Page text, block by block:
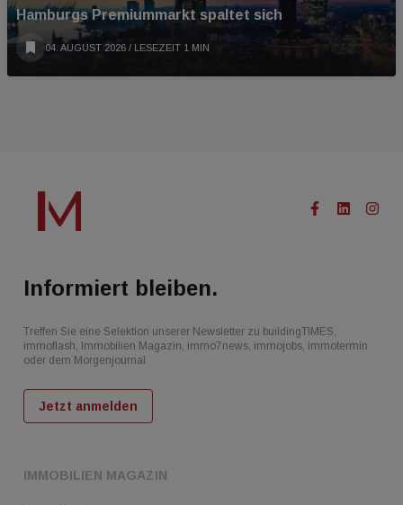
Hamburgs Premiummarkt spaltet sich
04. AUGUST 2026 / LESEZEIT 1 MIN
IMMOBILIEN MAGAZIN
Informiert bleiben.
Treffen Sie eine Selektion unserer Newsletter zu buildingTIMES,
immoflash, Immobilien Magazin, immo7news, immojobs, immotermin
oder dem Morgenjournal
Jetzt anmelden